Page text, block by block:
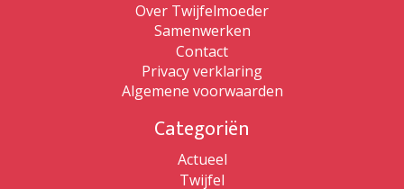
Over Twijfelmoeder
Samenwerken
Contact
Privacy verklaring
Algemene voorwaarden
Categoriën
Actueel
Twijfel